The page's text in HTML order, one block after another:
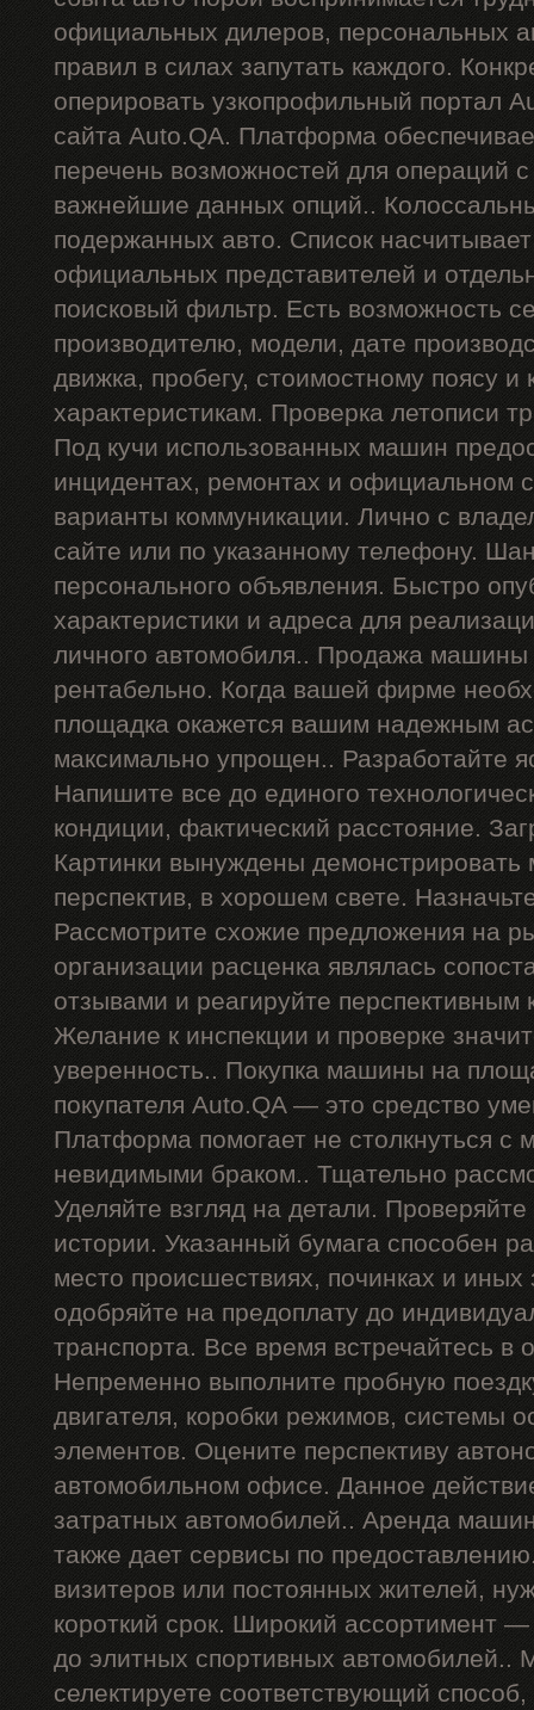
официальных дилеров, персональных
правил в силах запутать каждого.
оперировать узкопрофильный портал
сайта Auto.QA. Платформа
перечень возможностей для операций
важнейшие данных опций..
подержанных авто. Список
официальных представителей и
поисковый фильтр. Есть возможность
производителю, модели, дате
движка, пробегу, стоимостному поясу и
характеристикам. Проверка летописи
Под кучи использованных машин
инцидентах, ремонтах и официальном
варианты коммуникации. Лично с
сайте или по указанному телефону.
персонального объявления. Быстро
характеристики и адреса для
личного автомобиля.. Продажа машины
рентабельно. Когда вашей фирме
площадка окажется вашим надежным
максимально упрощен.. Разработайте
Напишите все до единого
кондиции, фактический расстояние.
Картинки вынуждены
перспектив, в хорошем свете.
Рассмотрите схожие предложения на
организации расценка являлась
отзывами и реагируйте перспективным
Желание к инспекции и проверке
уверенность.. Покупка машины на
покупателя Auto.QA — это средство
Платформа помогает не столкнуться с
невидимыми браком.. Тщательно
Уделяйте взгляд на детали.
истории. Указанный бумага способен
место происшествиях, починках и
одобряйте на предоплату до
транспорта. Все время встречайтесь в
Непременно выполните пробную
двигателя, коробки режимов, системы
элементов. Оцените перспективу
автомобильном офисе. Данное
затратных автомобилей.. Аренда
также дает сервисы по
визитеров или постоянных жителей,
короткий срок. Широкий ассортимент
до элитных спортивных автомобилей..
селектируете соответствующий